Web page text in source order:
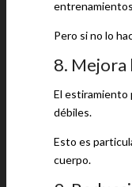
Pero si no lo
8. Mejora
El estiramiento
débiles.
Esto es
cuerpo.